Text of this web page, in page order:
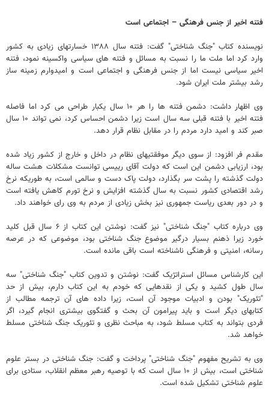
فتنه اخیر از جنس فرهنگی – اجتماعی است
نویسنده کتاب "جنگ شناختی" گفت: فتنه سال ۱۳۸۸ خسارتهای زیادی به کشور
وارد کرد اما ملت ما را نسبت به مسائل و فتنه های سیاسی واکسینه نمود، فتنه
اخیر سیاسی نیست اما از جنس فرهنگی و اجتماعی است و امیدوارم زمینه ساز
رشد بیشتر ملت ایران شود.
وی اظهار داشت: دشمن فتنه ها را هر ۱۰ سال یکبار طراحی می کرد اما فاصله
فتنه اخیر با فتنه قبلی سه سال است زیرا دشمن احساس کرد، نمی تواند ۱۰ سال
صبر کند و امید دارد مردم را در مقابل نظام قرار دهد.
مقدم فر افزود: از سوی دیگر موفقتیهای نظام در داخل و خارج از کشور زیاد شده
بود، ارزیابی دشمن این است که دولت آقای رییسی توانست مشکلات هشت ساله
دولت گذشته را پشت سر بگذارد، دولت پاک دست و سالمی است، به طوریکه نرخ
رشد اقتصادی کشور نسبت به سال گذشته افزایش و نرخ تورم کاهش یافته است
و در دور بعدی ریاست جمهوری نیز بخش زیادی از مردم به وی رای خواهند داد.
وی درباره کتاب "جنگ شناختی" نیز گفت: نوشتن این کتاب از ۶ سال قبل کلید
خورد زیرا ذهنم بسیار درگیر موضوع جنگ شناختی بود، موضوعی که در عرصه
رسانه، امنیتی و فرهنگی ناشناخته است باقی مانده است.
این کارشناس مسائل استراتژیک گفت: نوشتن و تدوین کتاب "جنگ شناختی" سه
سال طول کشید و یکی از نقدهایی که خودم به این کتاب دارم، بیش از حد
"تئوریک" بودن و ادبیات موجود آن است، زیرا داده های آن ترجمه مطالب از
کتابهای دیگر است و باید پیرامون آن بحث و گفتگوی بیشتری انجام گیرد، اگر
فردی بتواند به کتاب مسلط شود، به مباحث نظری و تئوریک جنگ شناختی مسلط
خواهد شد.
وی به تشریح مفهوم "جنگ شناختی" پرداخت و گفت: جنگ شناختی در بستر علوم
شناختی است، بیش از ۱۰ سال است که با توصیه رهبر معظم انقلاب، ستادی برای
علوم شناختی تشکیل شده است.